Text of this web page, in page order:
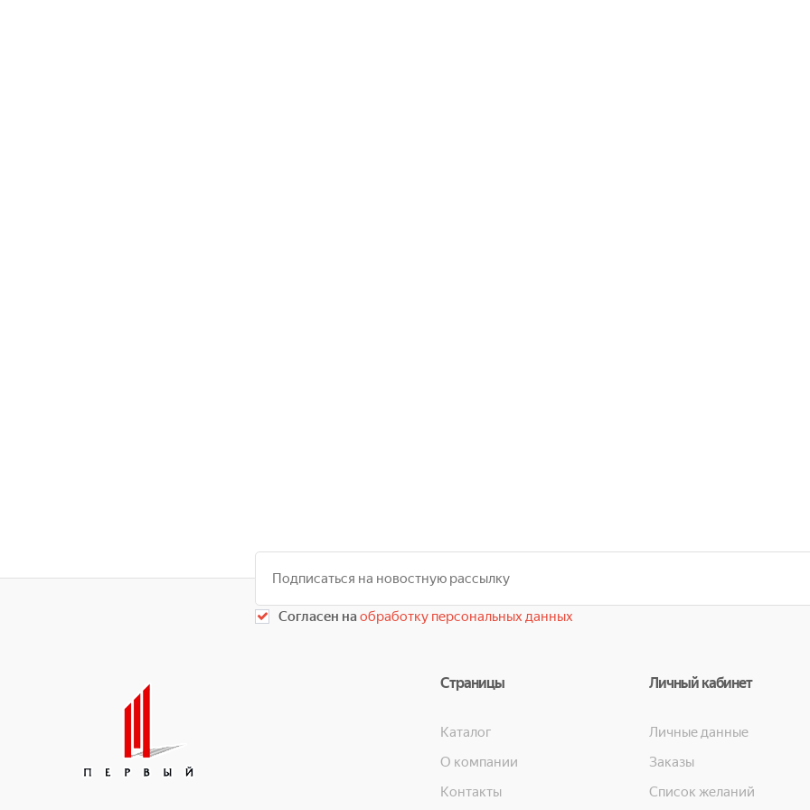
Согласен наобработку персональных данных
Страницы
Каталог
О компании
Контакты
Личный кабинет
Личные данные
Заказы
Список желаний